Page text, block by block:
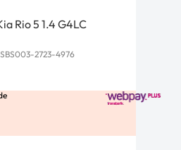
Rio 5 1.4 G4LC
2723-4976